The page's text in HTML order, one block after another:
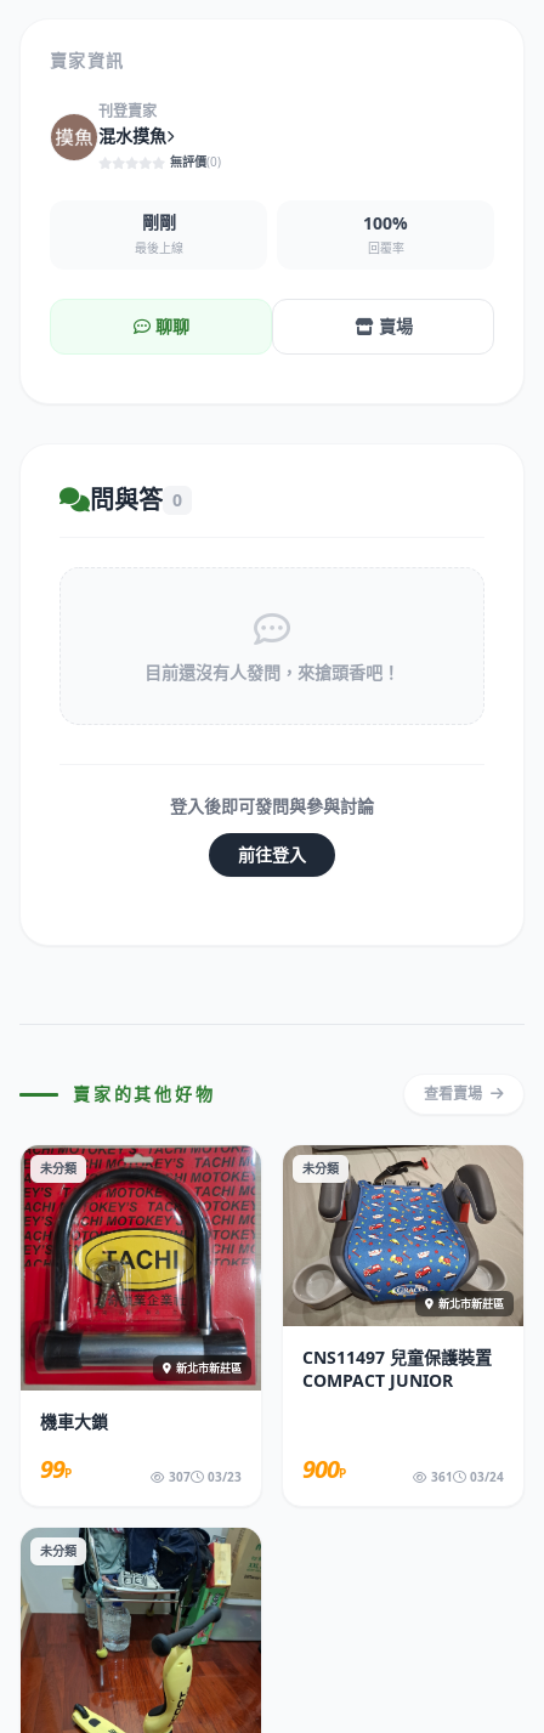
賣家資訊
刊登賣家
混水摸魚
無評價(0)
剛剛
最後上線
100%
回覆率
聊聊 賣場
問與答 0
目前還沒有人發問，來搶頭香吧！
登入後即可發問與參與討論
前往登入
賣家的其他好物 查看賣場
未分類
新北市新莊區
機車大鎖
99P 307 03/23
未分類
新北市新莊區
CNS11497 兒童保護裝置
COMPACT JUNIOR
900P 361 03/24
未分類